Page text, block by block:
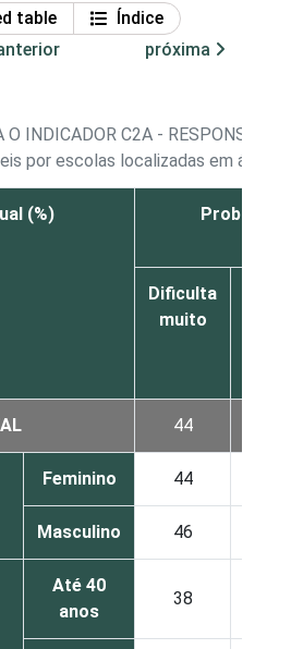
table
Índice
próxima
O INDICADOR C2A -
por escolas localizadas em áreas
(%)
Dificulta
muito
44
Feminino 44
Masculino 46
Até 40
anos
38